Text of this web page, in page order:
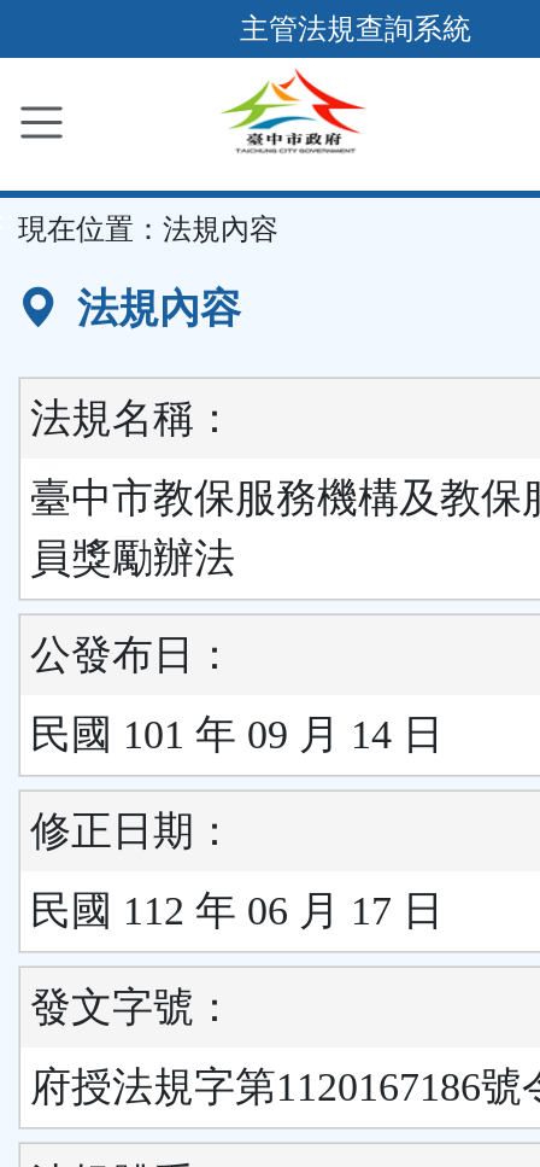
到
要
容
區
主管法規查詢系統
現在位置： 法規內容
法規內容
法規名稱：
臺中市教保服務機構及教保
員獎勵辦法
公發布日：
民國 101 年 09 月 14 日
修正日期：
民國 112 年 06 月 17 日
發文字號：
府授法規字第1120167186號